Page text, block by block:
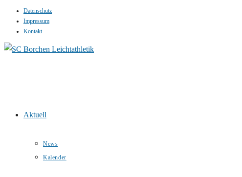
Zum
Datenschutz
Impressum
Kontakt
Aktuell
News
Kalender